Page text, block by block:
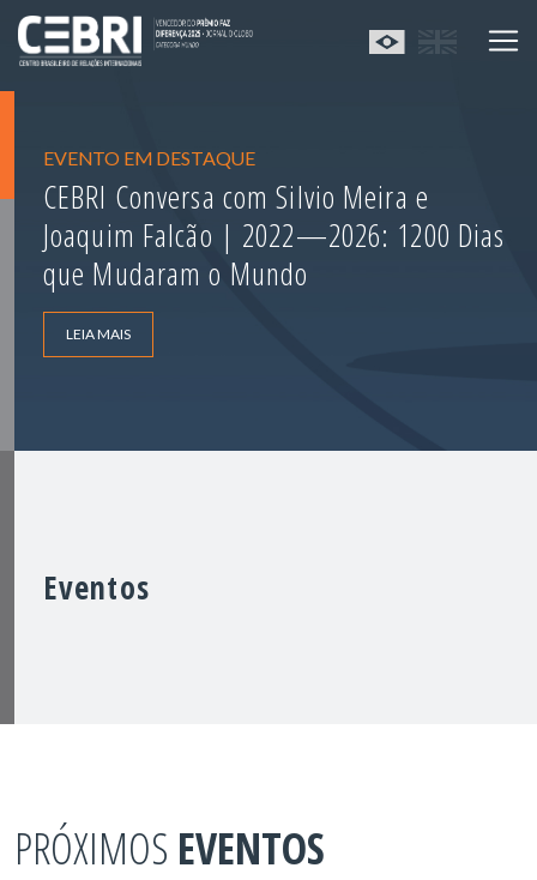
EVENTO EM DESTAQUE
CEBRI Conversa com Silvio Meira e
Joaquim Falcão | 2022—2026: 1200 Dias
que Mudaram o Mundo
LEIA MAIS
Eventos
PRÓXIMOS EVENTOS